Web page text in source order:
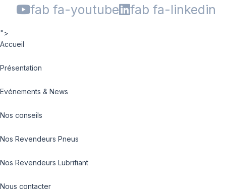
fab fa-youtube
fab fa-linkedin
">
Accueil
Présentation
Evénements & News
Nos conseils
Nos Revendeurs Pneus
Nos Revendeurs Lubrifiant
Nous contacter